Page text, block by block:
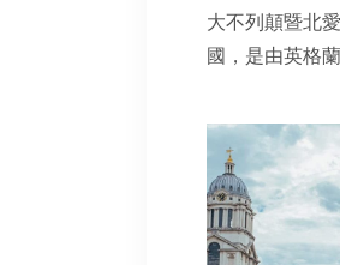
大不列顛暨北
國，是由英格